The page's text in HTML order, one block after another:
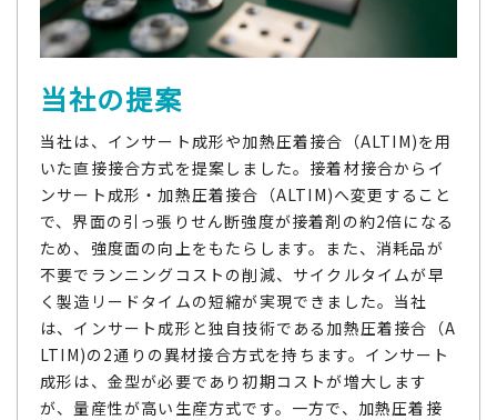
当社の提案
当社は、インサート成形や加熱圧着接合（ALTIM)を用
いた直接接合方式を提案しました。接着材接合からイ
ンサート成形・加熱圧着接合（ALTIM)へ変更すること
で、界面の引っ張りせん断強度が接着剤の約2倍になる
ため、強度面の向上をもたらします。また、消耗品が
不要でランニングコストの削減、サイクルタイムが早
く製造リードタイムの短縮が実現できました。当社
は、インサート成形と独自技術である加熱圧着接合（A
LTIM)の2通りの異材接合方式を持ちます。インサート
成形は、金型が必要であり初期コストが増大します
が、量産性が高い生産方式です。一方で、加熱圧着接